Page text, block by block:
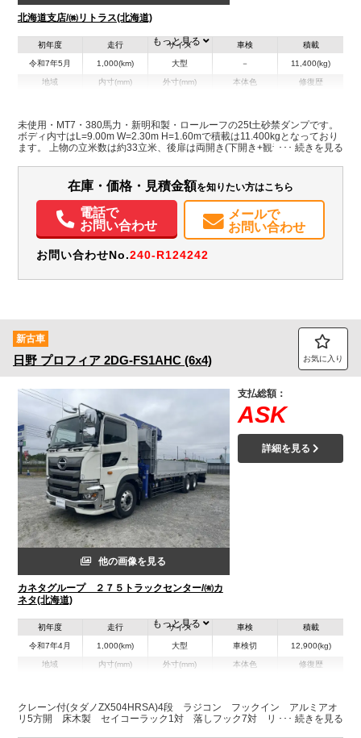
北海道支店/㈱リトラス(北海道)
初年度
令和7年5月
走行
1,000(km)
サイズ
大型
車検
－
積載
11,400(kg)
地域 内寸(mm) 外寸(mm) 本体色 修復歴
装備情報
エアコン パワステ パワーウィンドウ ABS エアバッグ
電動格納ミラー
バックモニター
もっと見る
未使用・MT7・380馬力・新明和製・ロールーフの25t土砂禁ダンプです。
ボディ内寸はL=9.00m W=2.30m H=1.60mで積載は11.400kgとなっており
ます。 上物の立米数は約33立米、後扉は両開き(下開き+観音開き)と仕様も
ッキが使われており、アルミホイールも装着しております。 新車の納期が
かかる車輌です。是非この機会にお問合せ下さい！
在庫・価格・見積金額を知りたい方はこちら
電話で
お問い合わせ
メールで
お問い合わせ
お問い合わせNo.240-R124242
新古車
日野 プロフィア 2DG-FS1AHC (6x4) お気に入り
他の画像を見る
カネタグループ ２７５トラックセンター/㈲カ
ネタ(北海道)
支払総額：
ASK
詳細を見る
初年度
令和7年4月
走行
1,000(km)
サイズ
大型
車検
車検切
積載
12,900(kg)
地域 内寸(mm)
H:570
外寸(mm)
H:3,570
本体色 修復歴
もっと見る
クレーン付(タダノZX504HRSA)4段 ラジコン フックイン アルミアオ
リ5方開 床木製 セイコーラック1対 落しフック7対 リヤエアサス